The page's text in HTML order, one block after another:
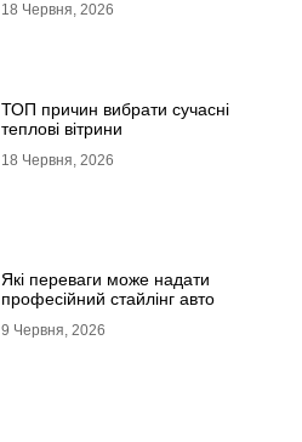
18 Червня, 2026
ТОП причин вибрати сучасні
теплові вітрини
18 Червня, 2026
Які переваги може надати
професійний стайлінг авто
9 Червня, 2026